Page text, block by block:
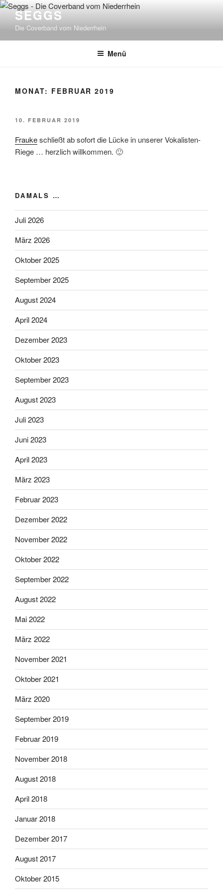
Zum
Inhalt
springen
SEGGS
Die Coverband vom Niederrhein
Menü
MONAT: FEBRUAR 2019
VERÖFFENTLICHT
10. FEBRUAR 2019
Fraukeschließt ab sofort die Lücke in unserer Vokalisten-
Riege … herzlich willkommen. 🙂
DAMALS …
Juli 2026
März 2026
Oktober 2025
September 2025
August 2024
April 2024
Dezember 2023
Oktober 2023
September 2023
August 2023
Juli 2023
Juni 2023
April 2023
März 2023
Februar 2023
Dezember 2022
November 2022
Oktober 2022
September 2022
August 2022
Mai 2022
März 2022
November 2021
Oktober 2021
März 2020
September 2019
Februar 2019
November 2018
August 2018
April 2018
Januar 2018
Dezember 2017
August 2017
Oktober 2015